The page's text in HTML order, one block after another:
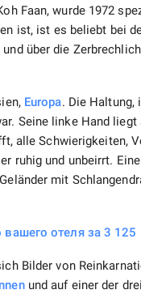
Faan, wurde 1972
ist, ist es beliebt bei
über die
Europa. Die Haltung,
Seine linke Hand
alle Schwierigkeiten,
ruhig und unbeirrt.
mit
отеля за 3 125
Bilder von
und auf einer der